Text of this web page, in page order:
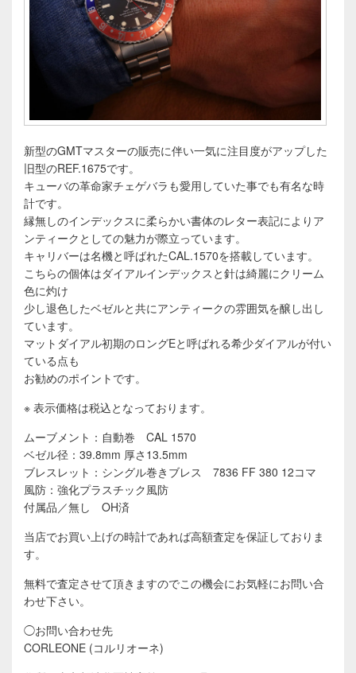
新型のGMTマスターの販売に伴い一気に注目度がアップした
旧型のREF.1675です。
キューバの革命家チェゲバラも愛用していた事でも有名な時
計です。
縁無しのインデックスに柔らかい書体のレター表記によりア
ンティークとしての魅力が際立っています。
キャリバーは名機と呼ばれたCAL.1570を搭載しています。
こちらの個体はダイアルインデックスと針は綺麗にクリーム
色に灼け
少し退色したベゼルと共にアンティークの雰囲気を醸し出し
ています。
マットダイアル初期のロングEと呼ばれる希少ダイアルが付い
ている点も
お勧めのポイントです。
※ 表示価格は税込となっております。
ムーブメント：自動巻 CAL 1570
ベゼル径：39.8mm 厚さ13.5mm
ブレスレット：シングル巻きブレス 7836 FF 380 12コマ
風防：強化プラスチック風防
付属品／無し OH済
当店でお買い上げの時計であれば高額査定を保証しておりま
す。
無料で査定させて頂きますのでこの機会にお気軽にお問い合
わせ下さい。
◯お問い合わせ先
CORLEONE (コルリオーネ)